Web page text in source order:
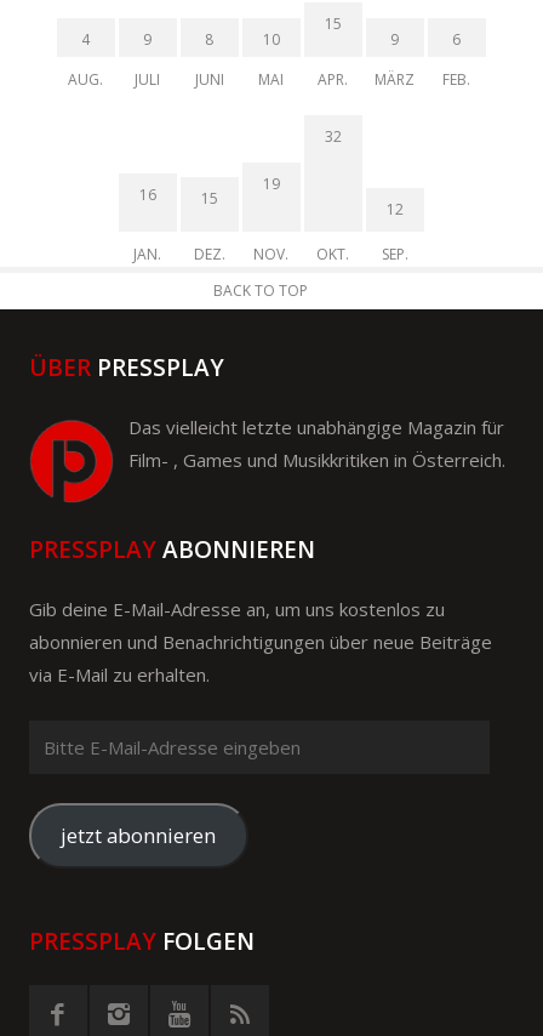
4
AUG.
9
JULI
8
JUNI
10
MAI
15
APR.
9
MÄRZ
6
FEB.
16
JAN.
15
DEZ.
19
NOV.
32
OKT.
12
SEP.
BACK TO TOP
ÜBER PRESSPLAY
Das vielleicht letzte unabhängige Magazin für
Film- , Games und Musikkritiken in Österreich.
PRESSPLAYABONNIEREN
Gib deine E-Mail-Adresse an, um uns kostenlos zu
abonnieren und Benachrichtigungen über neue Beiträge
via E-Mail zu erhalten.
Mail-
Adresse
eingeben
jetzt abonnieren
PRESSPLAY FOLGEN